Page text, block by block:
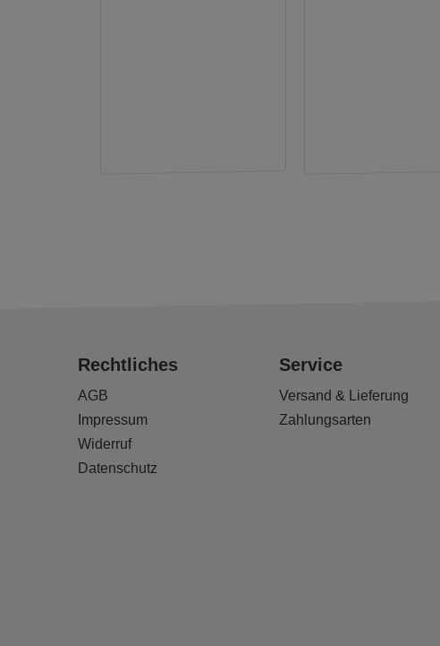
Rechtliches
AGB
Impressum
Widerruf
Datenschutz
Service
Versand & Lieferung
Zahlungsarten